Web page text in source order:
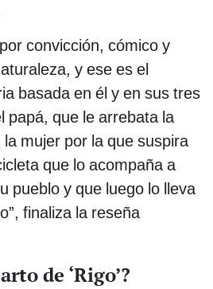
convicción, cómico y
y ese es el
basada en él y en sus tres
papá, que le arrebata la
mujer por la que suspira
que lo acompaña a
pueblo y que luego lo lleva
finaliza la reseña
de ‘Rigo’?